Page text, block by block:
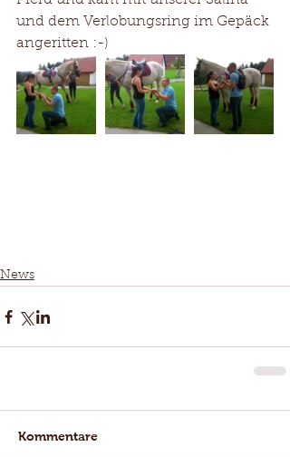
und dem Verlobungsring im Gepäck
angeritten :-)
News
Kommentare